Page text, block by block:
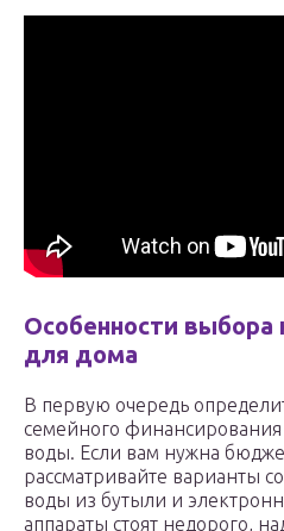
Особенности
для дома
В первую очередь
семейного финансирования
воды. Если вам нужна
рассматривайте варианты
воды из бутыли и
аппараты стоят недорого,